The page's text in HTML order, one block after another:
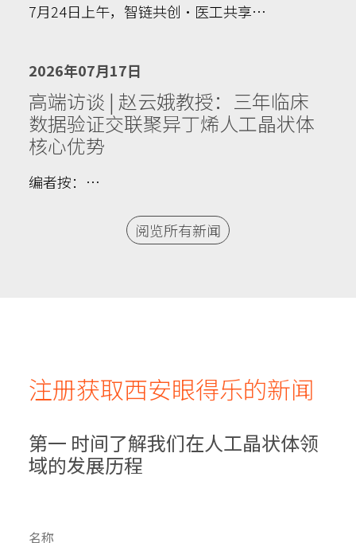
7月24日上午，智链共创·医工共享…
2026年07月17日
高端访谈 | 赵云娥教授：三年临床
数据验证交联聚异丁烯人工晶状体
核心优势
编者按：…
阅览所有新闻
注册获取西安眼得乐的新闻
第一 时间了解我们在人工晶状体领
域的发展历程